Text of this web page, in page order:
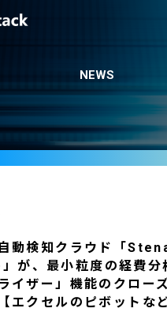
NEWS
動検知クラウド「
が、最小粒度の経費分
イザー」機能のクロー
エクセルのピボットな